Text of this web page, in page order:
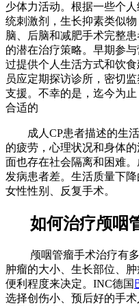
少体力活动。根据一些个
统刺激剂，生长抑素类似
脑、后脑和减肥手术完整
的潜在治疗策略。早期参
过提供个人生活方式和饮
员应定期探访诊所，密切
支援。不幸的是，迄今为
合适的
成人CP患者描述的生活
的疲劳，心理状况和身体
面也存在社会隔离和困难
发病患者差。生活质量下
女性性别、反复手术。
如何治疗颅咽
颅咽管瘤手术治疗有多
肿瘤的大小、生长部位、
便利程度来决定。INC德国
选择创伤小、预后好的手